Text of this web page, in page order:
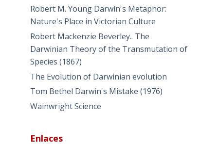
Robert M. Young Darwin's Metaphor:
Nature's Place in Victorian Culture
Robert Mackenzie Beverley.. The
Darwinian Theory of the Transmutation of
Species (1867)
The Evolution of Darwinian evolution
Tom Bethel Darwin's Mistake (1976)
Wainwright Science
Enlaces